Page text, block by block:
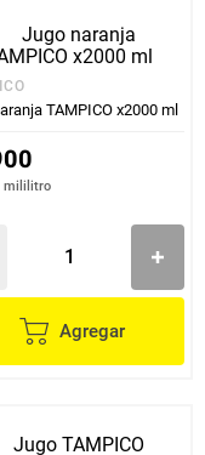
TAMPICO x2000 ml
mililitro
Agregar